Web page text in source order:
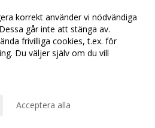
2017-10-01 09:40
vintern 2017-09-28 09:36
2017-09-14 09:32
till Stockholm
korrekt använder vi nödvändiga
går inte att stänga av.
frivilliga cookies, t.ex. för
Du väljer själv om du vill
Acceptera alla